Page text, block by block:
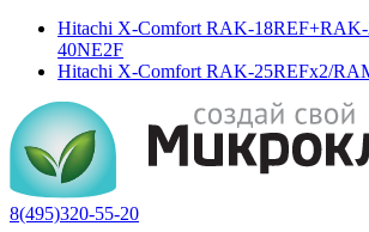
Hitachi X-Comfort RAK-
40NE2F
Hitachi X-Comfort RAK-25REFх2/
8(495)320-55-20